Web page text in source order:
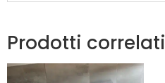
Prodotti correlati